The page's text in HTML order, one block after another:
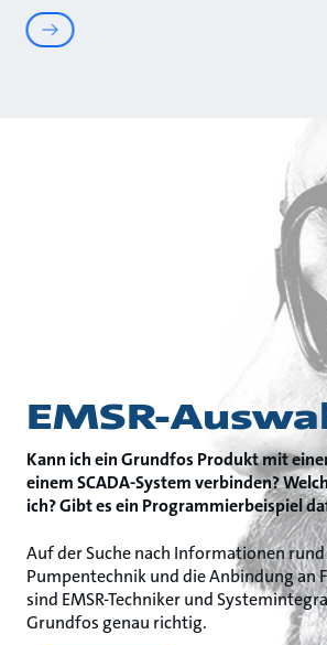
EMSR-
Kann ich ein Grundfos Produkt mit einer
einem SCADA-System verbinden?
ich? Gibt es ein Programmierbeispiel
Auf der Suche nach Informationen
Pumpentechnik und die Anbindung an
sind EMSR-Techniker und
Grundfos genau richtig.